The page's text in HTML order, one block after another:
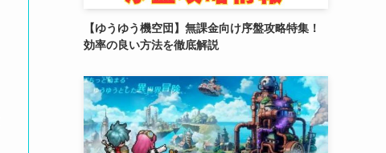
(2)
(1)
(4)
(6)
(3)
【ゆうゆう機空団】無課金向け序盤攻略特集！
効率の良い方法を徹底解説